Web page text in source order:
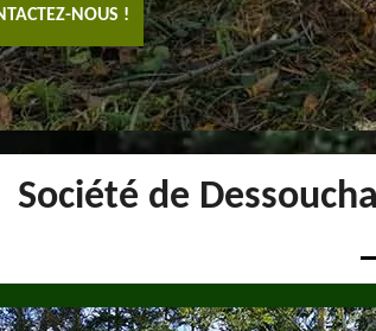
NOUS !
Société de